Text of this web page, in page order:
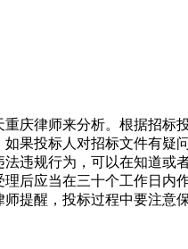
庆律师来分析。根据招标
果投标人对招标文件有疑
违规行为，可以在知道或
后应当在三十个工作日内
提醒，投标过程中要注意